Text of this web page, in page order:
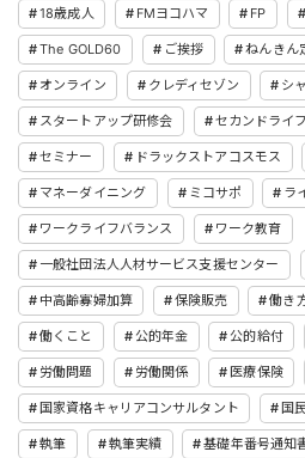
18歳成人 FMヨコハマ FP
The GOLD60 ご挨拶 ねんきん
オンライン クレディセゾン シ
スタートアップ研修会 セカンドライフ
セミナー ドラックストアコスモス
マネーダイニング ミコサポ ラ
ワークライフバランス ワーク教育
一般社団法人人材サービス支援センター
中高齢寡婦加算 保険販売 働き
働くこと 公的年金 公的給付
労働問題 労働関係 医療保険
国家資格キャリアコンサルタント 国
執筆 執筆実績 基礎年番号通知